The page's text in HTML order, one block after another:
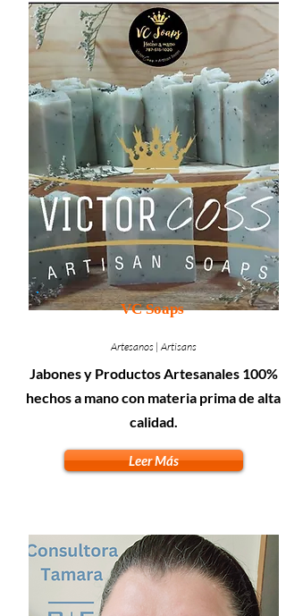
VC Soaps
Artesanos | Artisans
Jabones y Productos Artesanales 100%
hechos a mano con materia prima de alta
calidad.
Leer Más